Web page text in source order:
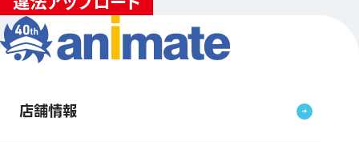
店舗情報